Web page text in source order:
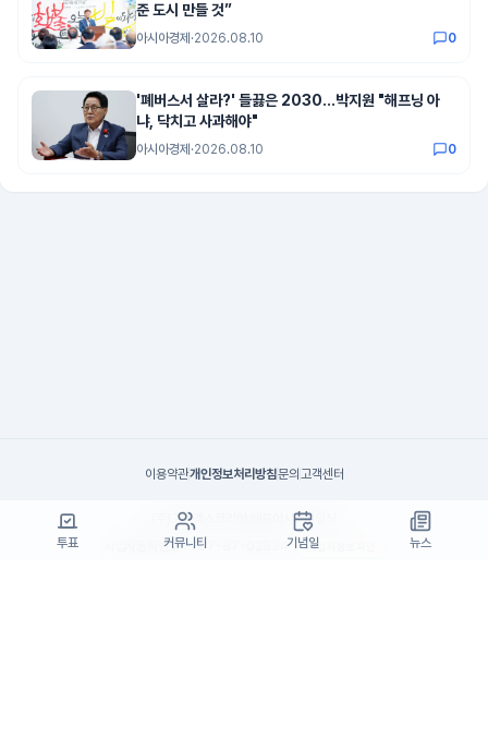
준 도시 만들 것”
아시아경제 ·2026.08.10 0
'폐버스서 살라?' 들끓은 2030…박지원 "해프닝 아
냐, 닥치고 사과해야"
아시아경제 ·2026.08.10 0
이용약관개인정보처리방침문의 고객센터
(주)고투엑스코리아 대표이사 : 김일신
사업자등록번호 : 737-87-02834
사업자정보확인
투표 커뮤니티 기념일 뉴스